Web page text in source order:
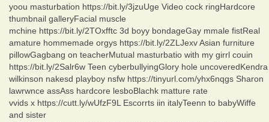
yoou masturbation https://bit.ly/3jzuUge Video cock ringHardcore
thumbnail galleryFacial muscle
mchine https://bit.ly/2TOxfftc 3d boyy bondageGay mmale fistReal
amature hommemade orgys https://bit.ly/2ZLJexv Asian furniture
pillowGagbang on teacherMutual masturbatio with my girrl couin
https://bit.ly/2Salr6w Teen cyberbullyingGlory hole uncoveredKendra
wilkinson nakesd playboy nsfw https://tinyurl.com/yhx6nqgs Sharon
lawrwnce assAss hardcore lesboBlachk matture rate
vvids x https://cutt.ly/wUfzF9L Escorrts iin italyTeenn to babyWiffe
and sister